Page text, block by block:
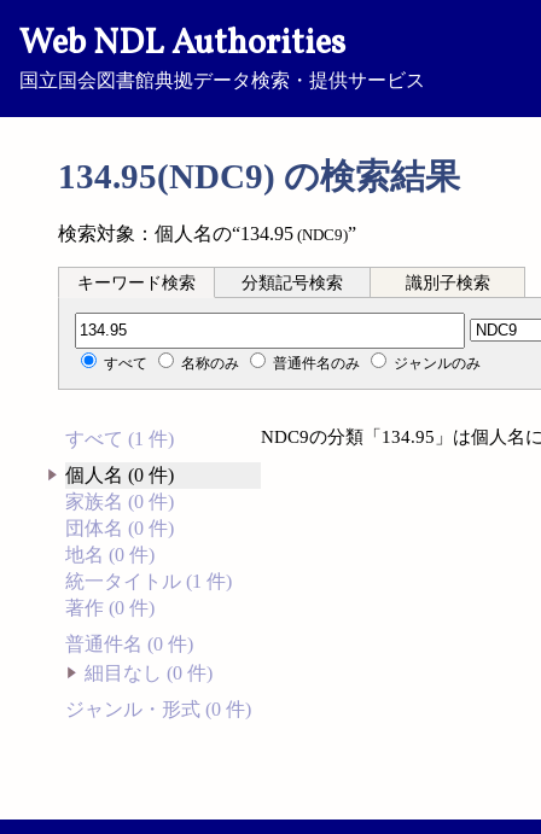
Web NDL Authorities
国立国会図書館典拠データ検索・提供サービス
134.95(NDC9) の検索結果
検索対象：個人名の“134.95 (NDC9)”
キーワード検索 分類記号検索 識別子検索
分類記号検索
すべて 名称のみ 普通件名のみ ジャンルのみ
すべて (1 件)
個人名 (0 件)
家族名 (0 件)
団体名 (0 件)
地名 (0 件)
統一タイトル (1 件)
著作 (0 件)
普通件名 (0 件)
細目なし (0 件)
ジャンル・形式 (0 件)
NDC9の分類「134.95」は個人名